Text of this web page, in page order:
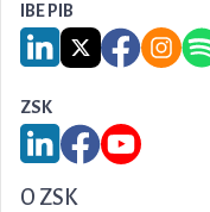
IBE PIB
Link do serwisu
Link doLink do
ZSK
Link do serwisu
Link doLink do
O ZSK